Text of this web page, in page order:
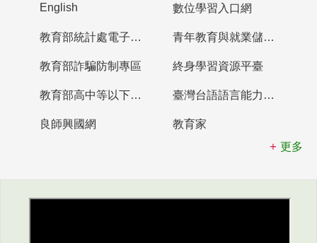
English 數位學習入口網
教育部統計處電子書櫃 青年教育與就業儲蓄帳戶
教育部詐騙防制專區 終身學習資源平臺
教育部高中等以下學校及幼兒園教師資格檢定考試 臺灣台語語言能力認證網站
良師興國網
教育家
更多